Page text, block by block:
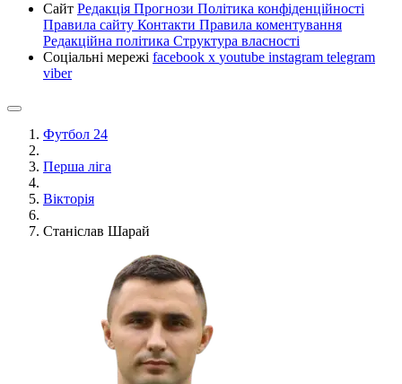
Сайт Редакція Прогнози Політика конфіденційності
Правила сайту Контакти Правила коментування
Редакційна політика Структура власності
Соціальні мережі facebook x youtube instagram telegram
viber
Футбол 24
Перша ліга
Вікторія
Станіслав Шарай